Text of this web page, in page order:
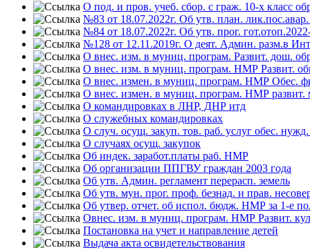
О под. и пров. учеб. сбор. с граж. 10-х класс
№83 от 18.07.2022г. Об утв. план. лик.пос.авар.
№84 от 18.07.2022г. Об утв. прог.
№128 от 12.11.2019г. О деят. Админ. разм.в
О внес. изм. в муниц. програм. Развит. дош.
О внес. изм. в муниц. програм. НМР Развит.
О внес. измен. в муниц. програм. НМР Обес.
О внес. измен. в муниц. програм. НМР
О командировках в ЛНР, ДНР итд
О служебных командировках
О случ. осущ. закуп. тов. раб. услуг обес. нужд.
О случаях осущ. закупок
Об индек. заработ.платы раб. НМР
Об организации ППГВУ граждан 2003 года
Об утв. Админ. регламент перерасп. земель
Об утв. мун. прог. проф. безнад. и прав.
Об утвер. отчет. об испол. бюдж. НМР за 1-е
Овнес. изм. в муниц. програм. НМР Развит.
Постановка на учет и направление детей
Выдача акта освидетельствования